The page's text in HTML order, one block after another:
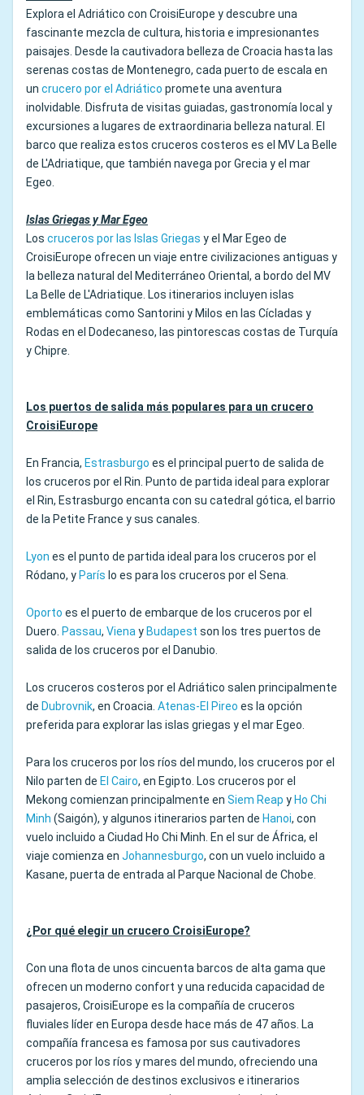
Explora el Adriático con CroisiEurope y descubre una
fascinante mezcla de cultura, historia e impresionantes
paisajes. Desde la cautivadora belleza de Croacia hasta las
serenas costas de Montenegro, cada puerto de escala en
un crucero por el Adriático promete una aventura
inolvidable. Disfruta de visitas guiadas, gastronomía local y
excursiones a lugares de extraordinaria belleza natural. El
barco que realiza estos cruceros costeros es el MV La Belle
de L'Adriatique, que también navega por Grecia y el mar
Egeo.
Islas Griegas y Mar Egeo
Los cruceros por las Islas Griegas y el Mar Egeo de
CroisiEurope ofrecen un viaje entre civilizaciones antiguas y
la belleza natural del Mediterráneo Oriental, a bordo del MV
La Belle de L'Adriatique. Los itinerarios incluyen islas
emblemáticas como Santorini y Milos en las Cícladas y
Rodas en el Dodecaneso, las pintorescas costas de Turquía
y Chipre.
Los puertos de salida más populares para un crucero
CroisiEurope
En Francia, Estrasburgo es el principal puerto de salida de
los cruceros por el Rin. Punto de partida ideal para explorar
el Rin, Estrasburgo encanta con su catedral gótica, el barrio
de la Petite France y sus canales.
Lyon es el punto de partida ideal para los cruceros por el
Ródano, y París lo es para los cruceros por el Sena.
Oporto es el puerto de embarque de los cruceros por el
Duero. Passau, Vienay Budapest son los tres puertos de
salida de los cruceros por el Danubio.
Los cruceros costeros por el Adriático salen principalmente
de Dubrovnik, en Croacia. Atenas-El Pireo es la opción
preferida para explorar las islas griegas y el mar Egeo.
Para los cruceros por los ríos del mundo, los cruceros por el
Nilo parten de El Cairo, en Egipto. Los cruceros por el
Mekong comienzan principalmente en Siem Reap y Ho Chi
Minh (Saigón), y algunos itinerarios parten de Hanoi, con
vuelo incluido a Ciudad Ho Chi Minh. En el sur de África, el
viaje comienza en Johannesburgo, con un vuelo incluido a
Kasane, puerta de entrada al Parque Nacional de Chobe.
¿Por qué elegir un crucero CroisiEurope?
Con una flota de unos cincuenta barcos de alta gama que
ofrecen un moderno confort y una reducida capacidad de
pasajeros, CroisiEurope es la compañía de cruceros
fluviales líder en Europa desde hace más de 47 años. La
compañía francesa es famosa por sus cautivadores
cruceros por los ríos y mares del mundo, ofreciendo una
amplia selección de destinos exclusivos e itinerarios